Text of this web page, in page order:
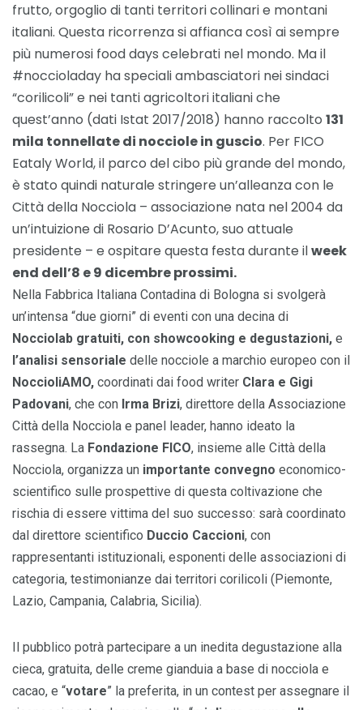
frutto, orgoglio di tanti territori collinari e montani
italiani. Questa ricorrenza si affianca così ai sempre
più numerosi food days celebrati nel mondo. Ma il
#noccioladay ha speciali ambasciatori nei sindaci
“corilicoli” e nei tanti agricoltori italiani che
quest’anno (dati Istat 2017/2018) hanno raccolto 131
mila tonnellate di nocciole in guscio. Per FICO
Eataly World, il parco del cibo più grande del mondo,
è stato quindi naturale stringere un’alleanza con le
Città della Nocciola – associazione nata nel 2004 da
un’intuizione di Rosario D’Acunto, suo attuale
presidente – e ospitare questa festa durante ilweek
end dell’8 e 9 dicembre prossimi.
Nella Fabbrica Italiana Contadina di Bologna si svolgerà
un’intensa “due giorni” di eventi con una decina di
Nocciolab gratuiti, con showcooking e degustazioni, e
l’analisi sensoriale delle nocciole a marchio europeo con il
NoccioliAMO, coordinati dai food writer Clara e Gigi
Padovani, che con Irma Brizi, direttore della Associazione
Città della Nocciola e panel leader, hanno ideato la
rassegna. La Fondazione FICO, insieme alle Città della
Nocciola, organizza un importante convegno economico-
scientifico sulle prospettive di questa coltivazione che
rischia di essere vittima del suo successo: sarà coordinato
dal direttore scientifico Duccio Caccioni, con
rappresentanti istituzionali, esponenti delle associazioni di
categoria, testimonianze dai territori corilicoli (Piemonte,
Lazio, Campania, Calabria, Sicilia).
Il pubblico potrà partecipare a un inedita degustazione alla
cieca, gratuita, delle creme gianduia a base di nocciola e
cacao, e “votare” la preferita, in un contest per assegnare il